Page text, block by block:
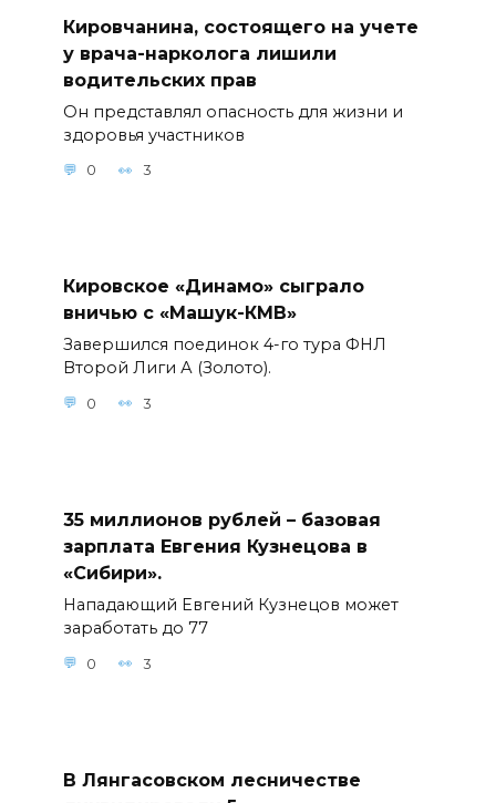
Кировчанина, состоящего на учете
у врача-нарколога лишили
водительских прав
Он представлял опасность для жизни и
здоровья участников
0 3
Кировское «Динамо» сыграло
вничью с «Машук-КМВ»
Завершился поединок 4-го тура ФНЛ
Второй Лиги А (Золото).
0 3
35 миллионов рублей – базовая
зарплата Евгения Кузнецова в
«Сибири».
Нападающий Евгений Кузнецов может
заработать до 77
0 3
В Лянгасовском лесничестве